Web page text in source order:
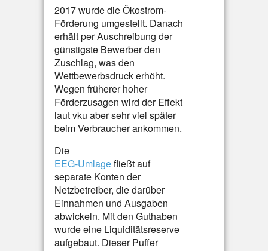
2017 wurde die Ökostrom-
Förderung umgestellt. Danach
erhält per Auschreibung der
günstigste Bewerber den
Zuschlag, was den
Wettbewerbsdruck erhöht.
Wegen früherer hoher
Förderzusagen wird der Effekt
laut vku aber sehr viel später
beim Verbraucher ankommen.
Die
EEG-Umlagefließt auf
separate Konten der
Netzbetreiber, die darüber
Einnahmen und Ausgaben
abwickeln. Mit den Guthaben
wurde eine Liquiditätsreserve
aufgebaut. Dieser Puffer